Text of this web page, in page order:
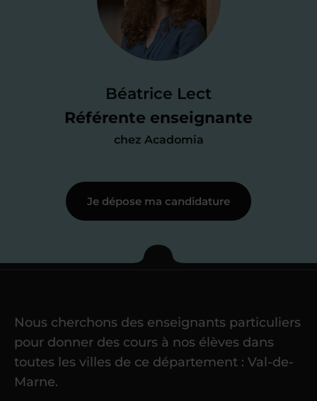
Béatrice Lect
Référente enseignante
chez Acadomia
candidature
test de 15 minutes
des programmes scolaires(et pouvoir
me mettre à jour au besoin) et
j’échange en direct avec un chargé de
Étape 3
Je commence mes
Une fois ma candidature validée,mon
référent me confie mes premiers
élèvesdans un délai de6 jours
maximum
Je dépose ma candidature
Nous cherchons des enseignants particuliers
pour donner des cours à nos élèves dans
toutes les villes de ce département : Val-de-
Marne.